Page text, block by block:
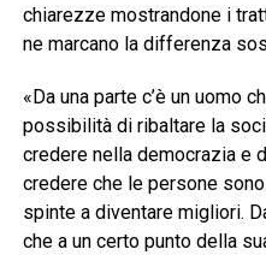
chiarezze mostrandone i
ne marcano la differenza
«Da una parte c’è un uomo
possibilità di ribaltare la
credere nella democrazia e
credere che le persone
spinte a diventare migliori.
che a un certo punto della